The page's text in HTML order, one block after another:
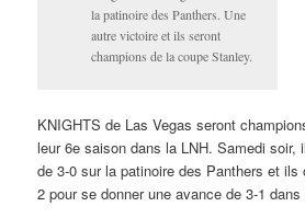
la patinoire des Panthers. Une
autre victoire et ils seront
champions de la coupe Stanley.
KNIGHTS de Las Vegas seront
leur 6e saison dans la LNH. Samedi soir,
de 3-0 sur la patinoire des Panthers et ils
2 pour se donner une avance de 3-1